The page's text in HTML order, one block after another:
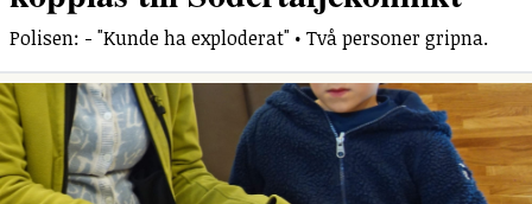
Polisen: - "Kunde ha exploderat" • Två personer gripna.